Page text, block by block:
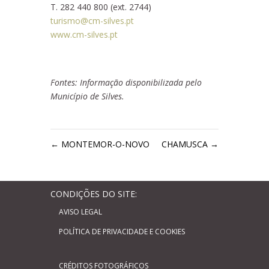
T. 282 440 800 (ext. 2744)
turismo@cm-silves.pt
www.cm-silves.pt
Fontes: Informação disponibilizada pelo
Município de Silves.
← MONTEMOR-O-NOVO CHAMUSCA →
CONDIÇÕES DO SITE:
AVISO LEGAL
POLÍTICA DE PRIVACIDADE E COOKIES
CRÉDITOS FOTOGRÁFICOS